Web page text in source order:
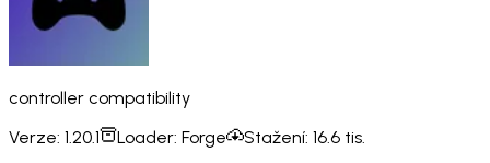
controller compatibility
Verze: 1.20.1 Loader: Forge Stažení: 16.6 tis.